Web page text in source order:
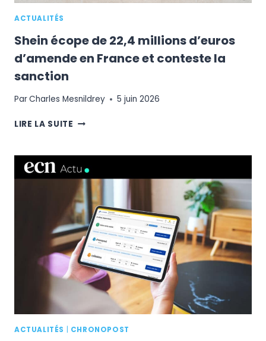
ACTUALITÉS
Shein écope de 22,4 millions d’euros
d’amende en France et conteste la
sanction
ParCharles Mesnildrey 5 juin 2026
LIRE LA SUITE SHEIN
22,4
MILLIONS
D’EUROS
D’AMENDE
EN
FRANCE
ET
CONTESTE
LA
SANCTION
ACTUALITÉS CHRONOPOST